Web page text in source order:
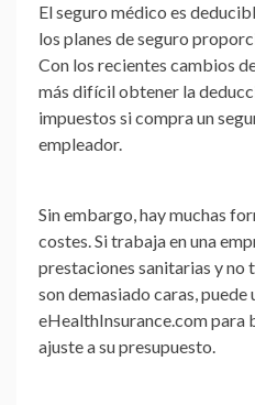
El seguro médico es
los planes de seguro
Con los recientes cambios
más difícil obtener la
impuestos si compra un
empleador.
Sin embargo, hay muchas
costes. Si trabaja en una
prestaciones sanitarias y no
son demasiado caras,
eHealthInsurance.com para
ajuste a su presupuesto.